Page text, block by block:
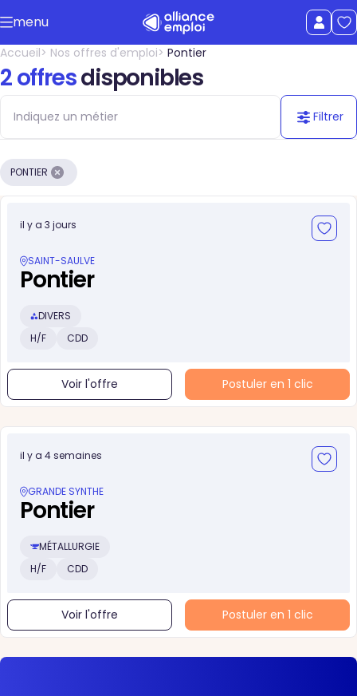
Accéder au contenu principal
Afficher le
menu
le menu
Accueil Nos offres d'emploi Pontier
2 offresdisponibles
Filtrer
PONTIER
il y a 3 jours
SAINT-SAULVE
Pontier
DIVERS
H/F
CDD
Voir l'offre Postuler en 1 clic
il y a 4 semaines
GRANDE SYNTHE
Pontier
MÉTALLURGIE
H/F
CDD
Voir l'offre Postuler en 1 clic